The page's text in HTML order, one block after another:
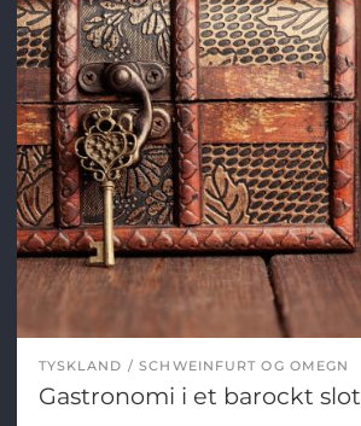
TYSKLAND SCHWEINFURT OG OMEGN
Gastronomi i et barockt slot